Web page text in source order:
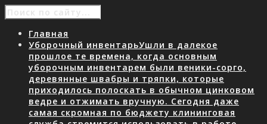
Главная
Уборочный инвентарьУшли в далекое
прошлое те времена, когда основным
уборочным инвентарем были веники-сорго,
деревянные швабры и тряпки, которые
приходилось полоскать в обычном цинковом
ведре и отжимать вручную. Сегодня даже
самая скромная по бюджету клининговая